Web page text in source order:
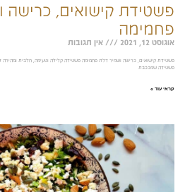
פשטידת קישואים, כרישה
פחמימה
אוגוסט 12, 2021 אין תגובות
פשטידת קישואים, כרישה ושמיר דלת פחמימה פשטידה קלילה וטעימה, חלבית
פשטידה שמככבת
קראי עוד »